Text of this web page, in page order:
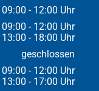
09:00 - 12:00 Uhr
09:00 - 12:00 Uhr
13:00 - 18:00 Uhr
geschlossen
09:00 - 12:00 Uhr
13:00 - 17:00 Uhr